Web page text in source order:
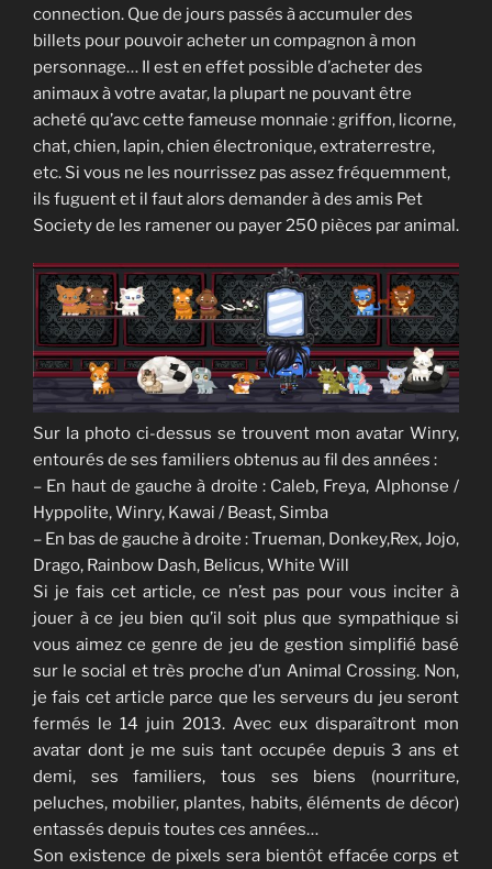
connection. Que de jours passés à accumuler des
billets pour pouvoir acheter un compagnon à mon
personnage… Il est en effet possible d’acheter des
animaux à votre avatar, la plupart ne pouvant être
acheté qu’avc cette fameuse monnaie : griffon, licorne,
chat, chien, lapin, chien électronique, extraterrestre,
etc. Si vous ne les nourrissez pas assez fréquemment,
ils fuguent et il faut alors demander à des amis Pet
Society de les ramener ou payer 250 pièces par animal.
Sur la photo ci-dessus se trouvent mon avatar Winry,
entourés de ses familiers obtenus au fil des années :
– En haut de gauche à droite : Caleb, Freya, Alphonse /
Hyppolite, Winry, Kawai / Beast, Simba
– En bas de gauche à droite : Trueman, Donkey,Rex, Jojo,
Drago, Rainbow Dash, Belicus, White Will
Si je fais cet article, ce n’est pas pour vous inciter à
jouer à ce jeu bien qu’il soit plus que sympathique si
vous aimez ce genre de jeu de gestion simplifié basé
sur le social et très proche d’un Animal Crossing. Non,
je fais cet article parce que les serveurs du jeu seront
fermés le 14 juin 2013. Avec eux disparaîtront mon
avatar dont je me suis tant occupée depuis 3 ans et
demi, ses familiers, tous ses biens (nourriture,
peluches, mobilier, plantes, habits, éléments de décor)
entassés depuis toutes ces années…
Son existence de pixels sera bientôt effacée corps et